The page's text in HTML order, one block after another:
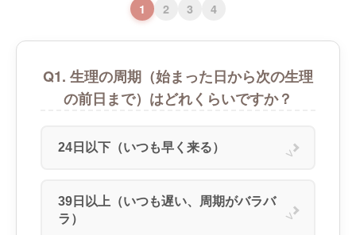
1 2 3 4
Q1. 生理の周期（始まった日から次の生理
の前日まで）はどれくらいですか？
24日以下（いつも早く来る）
39日以上（いつも遅い、周期がバラバ
ラ）
メディカルダイエット
院長コラム